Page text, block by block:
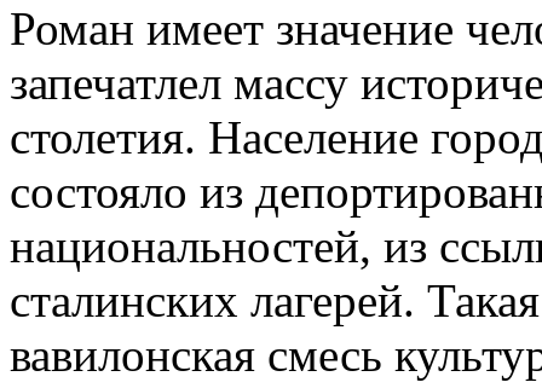
Роман имеет значение
запечатлел массу
столетия. Население
состояло из
национальностей, из
сталинских лагерей.
вавилонская смесь